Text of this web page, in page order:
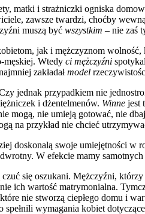
matki i strażniczki ogniska
zawsze twardzi, choćby
muszą być wszystkim – nie zaś
jak i mężczyznom
męskiej. Wtedy ci mężczyźni
zakładałmodel
jednak przypadkiem nie
i dżentelmenów. Winne jest
mogą, nie umieją gotować, nie
na przykład nie chcieć
doskonalą swoje umiejętności
W efekcie mamy
się oszukani. Mężczyźni,
ich wartość matrymonialna.
nie stworzą ciepłego domu i
spełnili wymagania kobiet